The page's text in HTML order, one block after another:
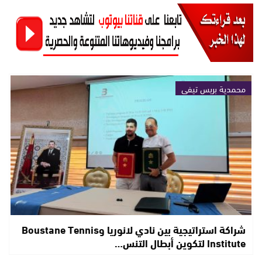
محمدية بريس تيفي
شراكة استراتيجية بين نادي لانوريا وBoustane Tennis
Institute لتكوين أبطال التنس…